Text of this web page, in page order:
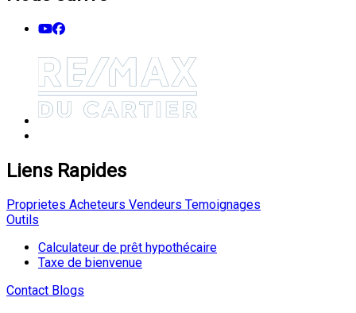
Liens Rapides
Proprietes Acheteurs Vendeurs Temoignages
Outils
Calculateur de prêt hypothécaire
Taxe de bienvenue
Contact Blogs